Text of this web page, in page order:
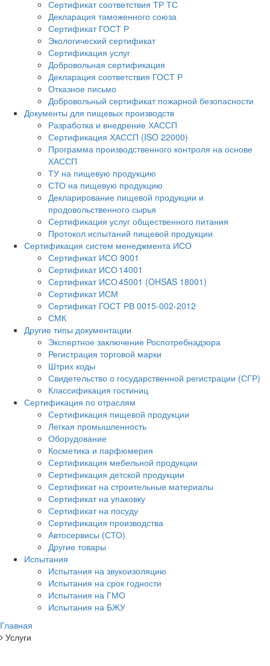
Сертификат соответствия ТР ТС
Декларация таможенного союза
Сертификат ГОСТ Р
Экологический сертификат
Сертификация услуг
Добровольная сертификация
Декларация соответствия ГОСТ Р
Отказное письмо
Добровольный сертификат пожарной безопасности
Документы для пищевых производств
Разработка и внедрение ХАССП
Сертификация ХАССП (ISO 22000)
Программа производственного контроля на основе
ХАССП
ТУ на пищевую продукцию
СТО на пищевую продукцию
Декларирование пищевой продукции и
продовольственного сырья
Сертификация услуг общественного питания
Протокол испытаний пищевой продукции
Сертификация систем менеджмента ИСО
Сертификат ИСО 9001
Сертификат ИСО 14001
Сертификат ИСО 45001 (OHSAS 18001)
Сертификат ИСМ
Сертификат ГОСТ РВ 0015-002-2012
СМК
Другие типы документации
Экспертное заключение Роспотребнадзора
Регистрация торговой марки
Штрих коды
Свидетельство о государственной регистрации (СГР)
Классификация гостиниц
Сертификация по отраслям
Сертификация пищевой продукции
Легкая промышленность
Оборудование
Косметика и парфюмерия
Сертификация мебельной продукции
Сертификация детской продукции
Сертификат на строительные материалы
Сертификат на упаковку
Сертификат на посуду
Сертификация производства
Автосервисы (СТО)
Другие товары
Испытания
Испытания на звукоизоляцию
Испытания на срок годности
Испытания на ГМО
Испытания на БЖУ
Главная
Услуги